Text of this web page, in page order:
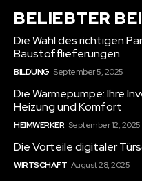
BELIEBTER
Die Wahl des richtigen
Baustofflieferungen
BILDUNG September 5, 2025
Die Wärmepumpe: Ihre
Heizung und Komfort
HEIMWERKER September 12, 2025
Die Vorteile digitaler
WIRTSCHAFT August 28, 2025